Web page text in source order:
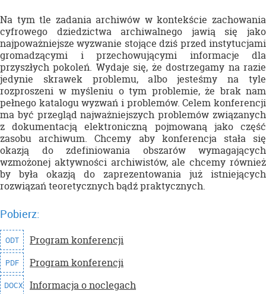
Na tym tle zadania archiwów w kontekście zachowania
cyfrowego dziedzictwa archiwalnego jawią się jako
najpoważniejsze wyzwanie stojące dziś przed instytucjami
gromadzącymi i przechowującymi informacje dla
przyszłych pokoleń. Wydaje się, że dostrzegamy na razie
jedynie skrawek problemu, albo jesteśmy na tyle
rozproszeni w myśleniu o tym problemie, że brak nam
pełnego katalogu wyzwań i problemów. Celem konferencji
ma być przegląd najważniejszych problemów związanych
z dokumentacją elektroniczną pojmowaną jako część
zasobu archiwum. Chcemy aby konferencja stała się
okazją do zdefiniowania obszarów wymagających
wzmożonej aktywności archiwistów, ale chcemy również
by była okazją do zaprezentowania już istniejących
rozwiązań teoretycznych bądź praktycznych.
Pobierz:
ODT Program konferencji
PDF Program konferencji
DOCX Informacja o noclegach